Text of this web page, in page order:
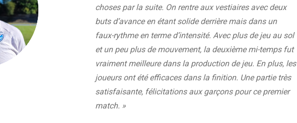
choses par la suite. On rentre aux vestiaires avec deux
buts d’avance en étant solide derrière mais dans un
faux-rythme en terme d’intensité. Avec plus de jeu au sol
et un peu plus de mouvement, la deuxième mi-temps fut
vraiment meilleure dans la production de jeu. En plus, les
joueurs ont été efficaces dans la finition. Une partie très
satisfaisante, félicitations aux garçons pour ce premier
match. »